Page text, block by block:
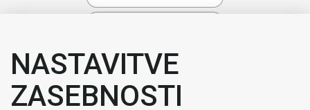
NASTAVITVE
ZASEBNOSTI